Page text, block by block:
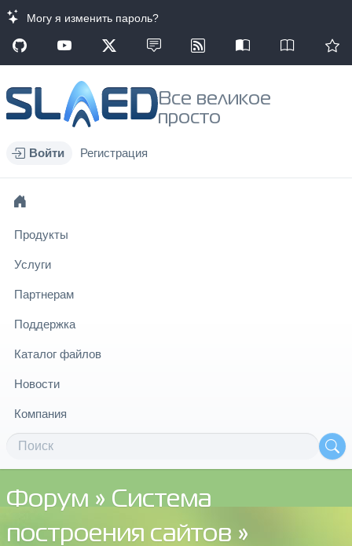
Могу я изменить пароль?
Все великое
просто
Войти Регистрация
Продукты
Услуги
Партнерам
Поддержка
Каталог файлов
Новости
Компания
Форум » Система
построения сайтов »